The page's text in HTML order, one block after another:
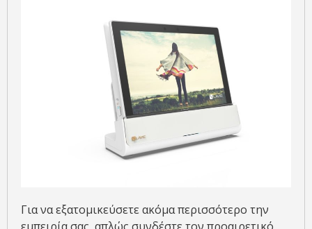
Για να εξατομικεύσετε ακόμα περισσότερο την